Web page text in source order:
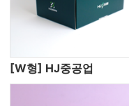
[W형] HJ중공업